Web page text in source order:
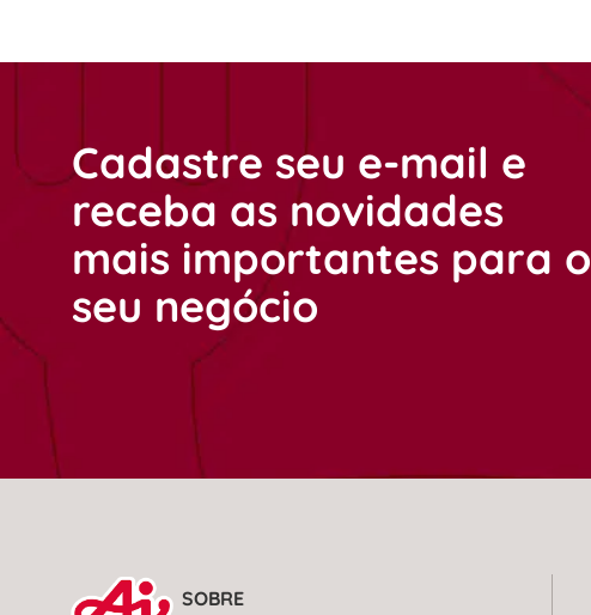
Cadastre seu e-mail e
receba as novidades
mais importantes para o
seu negócio
SOBRE